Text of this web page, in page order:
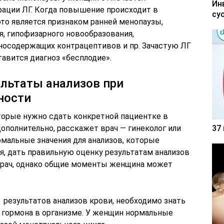
ЛГ. Когда повышение происходит в
является признаком ранней менопаузы,
гипофизарного новообразования,
контрацептивов и пр. Зачастую ЛГ
диагноз «бесплодие».
анализов при
нужно сдать конкретной пациентке в
расскажет врач — гинеколог или
значения для анализов, которые
дать правильную оценку результатам анализов
однако общие моменты женщина может
анализов крови, необходимо знать
гормона в организме. У женщин нормальные
37